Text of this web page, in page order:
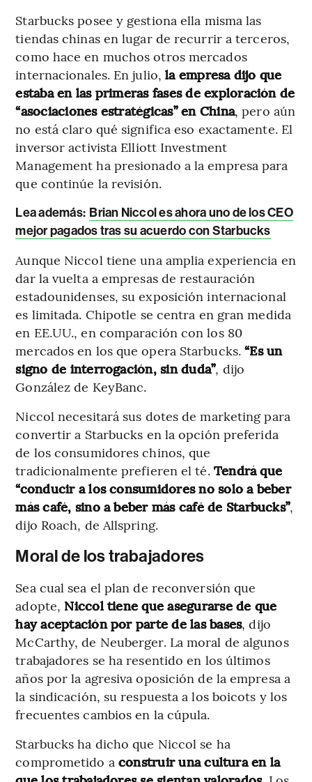
Starbucks posee y gestiona ella misma las
tiendas chinas en lugar de recurrir a terceros,
como hace en muchos otros mercados
internacionales. En julio,la empresa dijo que
estaba en las primeras fases de exploración de
“asociaciones estratégicas” en China, pero aún
no está claro qué significa eso exactamente. El
inversor activista Elliott Investment
Management ha presionado a la empresa para
que continúe la revisión.
Lea además: Brian Niccol es ahora uno de los CEO
mejor pagados tras su acuerdo con Starbucks
Aunque Niccol tiene una amplia experiencia en
dar la vuelta a empresas de restauración
estadounidenses, su exposición internacional
es limitada. Chipotle se centra en gran medida
en EE.UU., en comparación con los 80
mercados en los que opera Starbucks.“Es un
signo de interrogación, sin duda”, dijo
González de KeyBanc.
Niccol necesitará sus dotes de marketing para
convertir a Starbucks en la opción preferida
de los consumidores chinos, que
tradicionalmente prefieren el té. Tendrá que
“conducir a los consumidores no solo a beber
más café, sino a beber más café de Starbucks”,
dijo Roach, de Allspring.
Moral de los trabajadores
Sea cual sea el plan de reconversión que
adopte, Niccol tiene que asegurarse de que
hay aceptación por parte de las bases, dijo
McCarthy, de Neuberger. La moral de algunos
trabajadores se ha resentido en los últimos
años por la agresiva oposición de la empresa a
la sindicación, su respuesta a los boicots y los
frecuentes cambios en la cúpula.
Starbucks ha dicho que Niccol se ha
comprometido a construir una cultura en la